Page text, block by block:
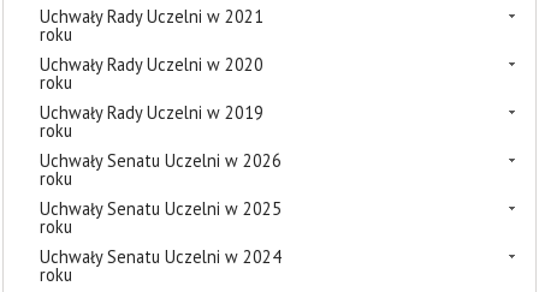
Uchwały Rady Uczelni w 2021
roku
Uchwały Rady Uczelni w 2020
roku
Uchwały Rady Uczelni w 2019
roku
Uchwały Senatu Uczelni w 2026
roku
Uchwały Senatu Uczelni w 2025
roku
Uchwały Senatu Uczelni w 2024
roku